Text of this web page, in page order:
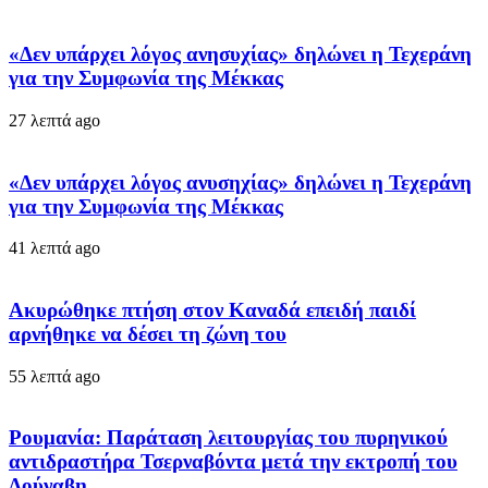
«Δεν υπάρχει λόγος ανησυχίας» δηλώνει η Τεχεράνη
για την Συμφωνία της Μέκκας
27 λεπτά ago
«Δεν υπάρχει λόγος ανυσηχίας» δηλώνει η Τεχεράνη
για την Συμφωνία της Μέκκας
41 λεπτά ago
Ακυρώθηκε πτήση στον Καναδά επειδή παιδί
αρνήθηκε να δέσει τη ζώνη του
55 λεπτά ago
Ρουμανία: Παράταση λειτουργίας του πυρηνικού
αντιδραστήρα Τσερναβόντα μετά την εκτροπή του